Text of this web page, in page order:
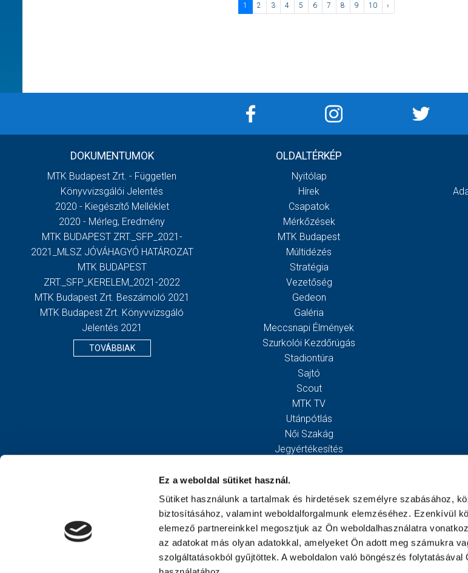
Ez a weboldal sütiket használ.
Sütiket használunk a tartalmak és hirdetések személyre szabásához,
biztosításához, valamint weboldalforgalmunk elemzéséhez. Ezenkívül
elemező partnereinkkel megosztjuk az Ön weboldalhasználatra
az adatokat más olyan adatokkal, amelyeket Ön adott meg számukra
szolgáltatásokból gyűjtöttek. A weboldalon való böngészés folytatásával
1 2 3 4 5 6 7 8 9 10 ›
DOKUMENTUMOK
MTK Budapest Zrt. - Független
Könyvvizsgálói Jelentés
2020 - Kiegészítő Melléklet
2020 - Mérleg, Eredmény
MTK BUDAPEST ZRT._SFP_2021-
2021_MLSZ JÓVÁHAGYÓ HATÁROZAT
MTK BUDAPEST
ZRT._SFP_KERELEM_2021-2022
MTK Budapest Zrt. Beszámoló 2021
MTK Budapest Zrt. Könyvvizsgáló
Jelentés 2021
TOVÁBBIAK
OLDALTÉRKÉP
Nyitólap
Hírek
Csapatok
Mérkőzések
MTK Budapest
Múltidézés
Stratégia
Vezetőség
Gedeon
Galéria
Meccsnapi Élmények
Szurkolói Kezdőrúgás
Stadiontúra
Sajtó
Scout
MTK TV
Utánpótlás
Női Szakág
Jegyértékesítés
Egyesület
Kapcsolat